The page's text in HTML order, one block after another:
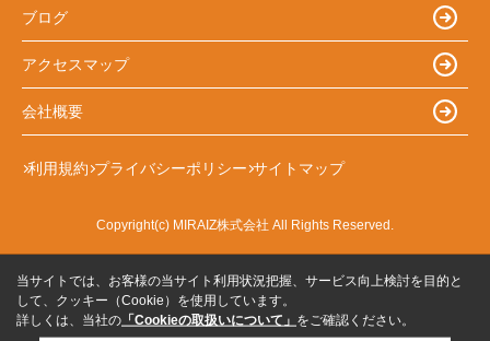
ブログ
アクセスマップ
会社概要
利用規約 プライバシーポリシー サイトマップ
Copyright(c) MIRAIZ株式会社 All Rights Reserved.
当サイトでは、お客様の当サイト利用状況把握、サービス向上検討を目的と
して、クッキー（Cookie）を使用しています。
詳しくは、当社の 「Cookieの取扱いについて」 をご確認ください。